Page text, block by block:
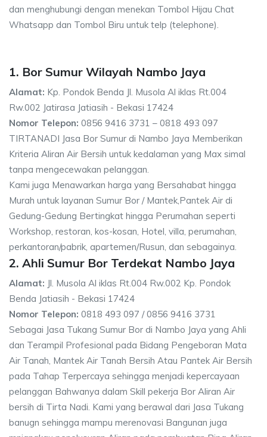
dan menghubungi dengan menekan Tombol Hijau Chat
Whatsapp dan Tombol Biru untuk telp (telephone).
1. Bor Sumur Wilayah Nambo Jaya
Alamat: Kp. Pondok Benda Jl. Musola Al iklas Rt.004
Rw.002 Jatirasa Jatiasih - Bekasi 17424
Nomor Telepon: 0856 9416 3731 – 0818 493 097
TIRTANADI Jasa Bor Sumur di Nambo Jaya Memberikan
Kriteria Aliran Air Bersih untuk kedalaman yang Max simal
tanpa mengecewakan pelanggan.
Kami juga Menawarkan harga yang Bersahabat hingga
Murah untuk layanan Sumur Bor / Mantek,Pantek Air di
Gedung-Gedung Bertingkat hingga Perumahan seperti
Workshop, restoran, kos-kosan, Hotel, villa, perumahan,
perkantoran/pabrik, apartemen/Rusun, dan sebagainya.
2. Ahli Sumur Bor Terdekat Nambo Jaya
Alamat: Jl. Musola Al iklas Rt.004 Rw.002 Kp. Pondok
Benda Jatiasih - Bekasi 17424
Nomor Telepon: 0818 493 097 / 0856 9416 3731
Sebagai Jasa Tukang Sumur Bor di Nambo Jaya yang Ahli
dan Terampil Profesional pada Bidang Pengeboran Mata
Air Tanah, Mantek Air Tanah Bersih Atau Pantek Air Bersih
pada Tahap Terpercaya sehingga menjadi kepercayaan
pelanggan Bahwanya dalam Skill pekerja Bor Aliran Air
bersih di Tirta Nadi. Kami yang berawal dari Jasa Tukang
banugn sehingga mampu merenovasi Bangunan juga